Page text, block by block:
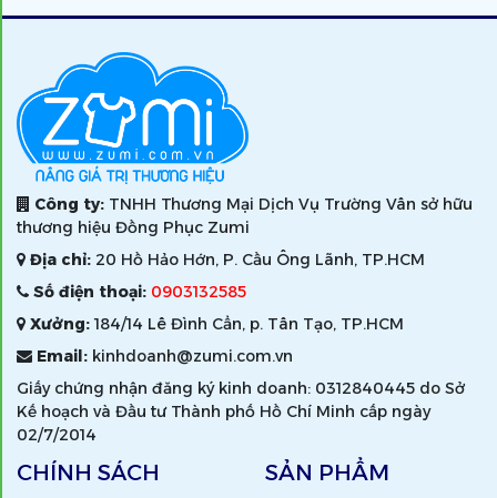
Công ty: TNHH Thương Mại Dịch Vụ Trường Vân sở hữu
thương hiệu Đồng Phục Zumi
Địa chỉ: 20 Hồ Hảo Hớn, P. Cầu Ông Lãnh, TP.HCM
Số điện thoại: 0903132585
Xưởng:184/14 Lê Đình Cẩn, p. Tân Tạo, TP.HCM
Email: kinhdoanh@zumi.com.vn
Giấy chứng nhận đăng ký kinh doanh: 0312840445 do Sở
Kế hoạch và Đầu tư Thành phố Hồ Chí Minh cấp ngày
02/7/2014
CHÍNH SÁCH SẢN PHẨM